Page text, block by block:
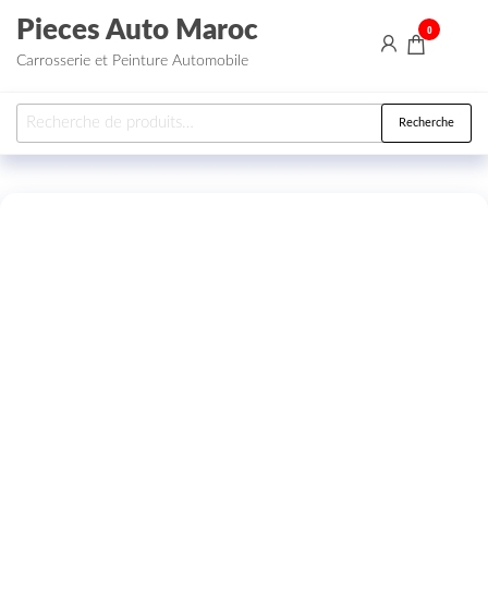
Aller au contenu
Pieces Auto Maroc
Carrosserie et Peinture Automobile
0
Recherche pour : Recherche